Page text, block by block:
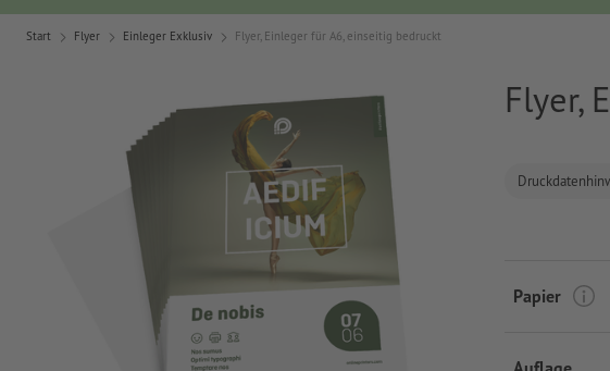
Start Flyer Einleger Exklusiv Flyer, Einleger für A6, einseitig bedruckt
Flyer,
Papier